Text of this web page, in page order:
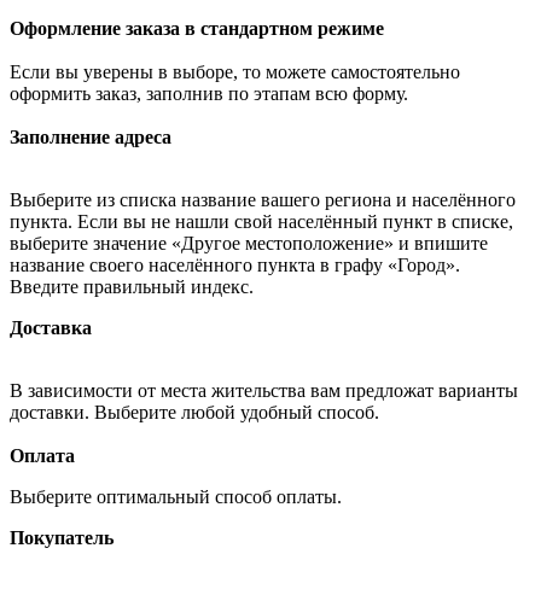
Оформление заказа в стандартном режиме
Если вы уверены в выборе, то можете самостоятельно
оформить заказ, заполнив по этапам всю форму.
Заполнение адреса
Выберите из списка название вашего региона и населённого
пункта. Если вы не нашли свой населённый пункт в списке,
выберите значение «Другое местоположение» и впишите
название своего населённого пункта в графу «Город».
Введите правильный индекс.
Доставка
В зависимости от места жительства вам предложат варианты
доставки. Выберите любой удобный способ.
Оплата
Выберите оптимальный способ оплаты.
Покупатель